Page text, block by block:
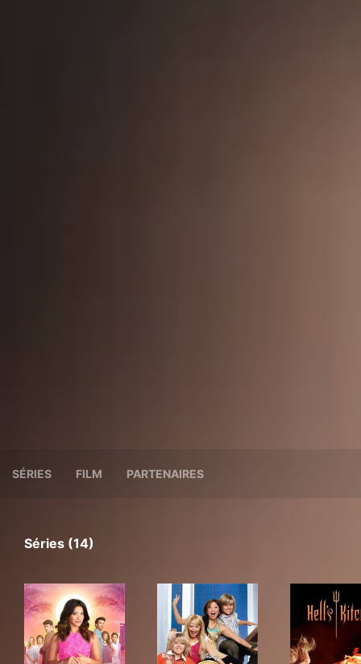
SÉRIES FILM PARTENAIRES
Séries (14)